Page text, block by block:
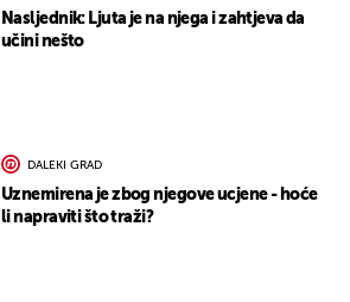
Nasljednik: Ljuta je na njega i zahtjeva da
učini nešto
DALEKI GRAD
Uznemirena je zbog njegove ucjene - hoće
li napraviti što traži?